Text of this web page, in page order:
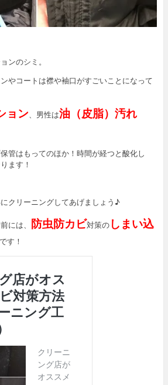
ンのシミ。
やコートは襟や袖口がすごいことになって
ョン、男性は油（皮脂）汚れ
管はもってのほか！時間が経つと酸化し
ます！
クリーニングしてあげましょう♪
には、 防虫防カビ対策のしまい込
す！